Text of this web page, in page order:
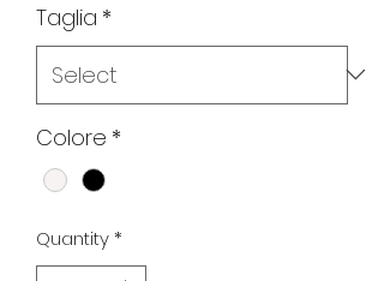
Taglia *
Colore *
Quantity*